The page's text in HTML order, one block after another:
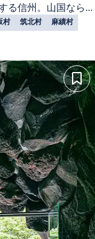
る信州。山国なら...
村 筑北村
麻績村